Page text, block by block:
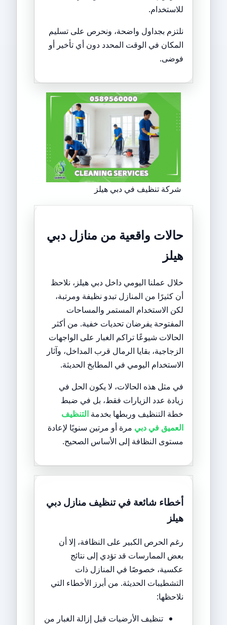
للاستخدام.
نلتزم بجداول واضحة، ونحرص على تسليم
المكان في الوقت المحدد دون أي تأخير أو
فوضى.
شركة تنظيف في دبي هيلز
حالات واقعية من منازل دبي
هيلز
خلال عملنا اليومي داخل دبي هيلز، نلاحظ
أن كثيرًا من المنازل تبدو نظيفة ومرتبة،
لكن الاستخدام المستمر والمساحات
المفتوحة يفرضان تحديات خفية. من أكثر
الحالات شيوعًا تراكم الغبار على الواجهات
الزجاجية، بقايا الرمال قرب المداخل، وآثار
الاستخدام اليومي في المطابخ الحديثة.
في مثل هذه الحالات، لا يكون الحل في
زيادة عدد الزيارات فقط، بل في ضبط
خطة التنظيف وربطها بخدمة التنظيف
العميق في دبي مرة أو مرتين سنويًا لإعادة
مستوى النظافة إلى الأساس الصحيح.
أخطاء شائعة في تنظيف منازل دبي
هيلز
رغم الحرص الكبير على النظافة، إلا أن
بعض الممارسات قد تؤدي إلى نتائج
عكسية، خصوصًا في المنازل ذات
التشطيبات الحديثة. من أبرز الأخطاء التي
نلاحظها:
تنظيف الأرضيات قبل إزالة الغبار من